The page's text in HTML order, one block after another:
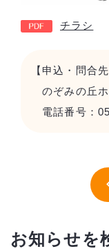
チラシ
【申込・問合先
のぞみの丘ホ
電話番号：
お知らせを